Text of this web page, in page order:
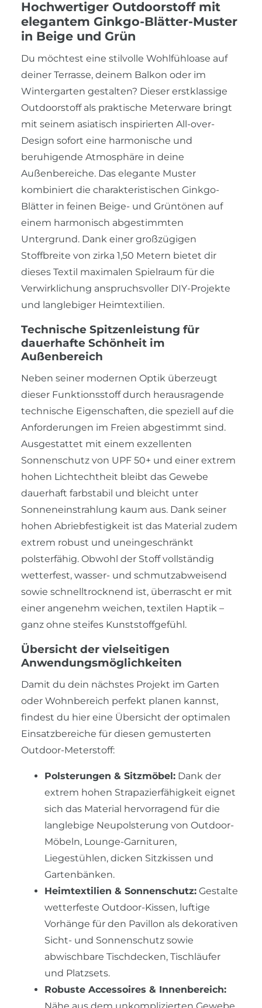
Hochwertiger Outdoorstoff mit
elegantem Ginkgo-Blätter-Muster
in Beige und Grün
Du möchtest eine stilvolle Wohlfühloase auf
deiner Terrasse, deinem Balkon oder im
Wintergarten gestalten? Dieser erstklassige
Outdoorstoff als praktische Meterware bringt
mit seinem asiatisch inspirierten All-over-
Design sofort eine harmonische und
beruhigende Atmosphäre in deine
Außenbereiche. Das elegante Muster
kombiniert die charakteristischen Ginkgo-
Blätter in feinen Beige- und Grüntönen auf
einem harmonisch abgestimmten
Untergrund. Dank einer großzügigen
Stoffbreite von zirka 1,50 Metern bietet dir
dieses Textil maximalen Spielraum für die
Verwirklichung anspruchsvoller DIY-Projekte
und langlebiger Heimtextilien.
Technische Spitzenleistung für
dauerhafte Schönheit im
Außenbereich
Neben seiner modernen Optik überzeugt
dieser Funktionsstoff durch herausragende
technische Eigenschaften, die speziell auf die
Anforderungen im Freien abgestimmt sind.
Ausgestattet mit einem exzellenten
Sonnenschutz von UPF 50+ und einer extrem
hohen Lichtechtheit bleibt das Gewebe
dauerhaft farbstabil und bleicht unter
Sonneneinstrahlung kaum aus. Dank seiner
hohen Abriebfestigkeit ist das Material zudem
extrem robust und uneingeschränkt
polsterfähig. Obwohl der Stoff vollständig
wetterfest, wasser- und schmutzabweisend
sowie schnelltrocknend ist, überrascht er mit
einer angenehm weichen, textilen Haptik –
ganz ohne steifes Kunststoffgefühl.
Übersicht der vielseitigen
Anwendungsmöglichkeiten
Damit du dein nächstes Projekt im Garten
oder Wohnbereich perfekt planen kannst,
findest du hier eine Übersicht der optimalen
Einsatzbereiche für diesen gemusterten
Outdoor-Meterstoff:
Polsterungen & Sitzmöbel: Dank der
extrem hohen Strapazierfähigkeit eignet
sich das Material hervorragend für die
langlebige Neupolsterung von Outdoor-
Möbeln, Lounge-Garnituren,
Liegestühlen, dicken Sitzkissen und
Gartenbänken.
Heimtextilien & Sonnenschutz: Gestalte
wetterfeste Outdoor-Kissen, luftige
Vorhänge für den Pavillon als dekorativen
Sicht- und Sonnenschutz sowie
abwischbare Tischdecken, Tischläufer
und Platzsets.
Robuste Accessoires & Innenbereich: